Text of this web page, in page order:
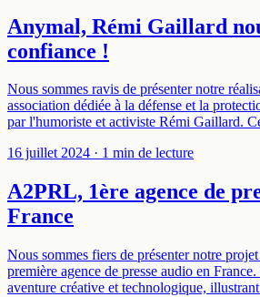
Anymal, Rémi Gaillard
confiance !
Nous sommes ravis de présenter notre
association dédiée à la défense et la
par l'humoriste et activiste Rémi Gaillard.
16 juillet 2024 · 1 min de lecture
A2PRL, 1ère agence de
France
Nous sommes fiers de présenter notre
première agence de presse audio en
aventure créative et technologique,